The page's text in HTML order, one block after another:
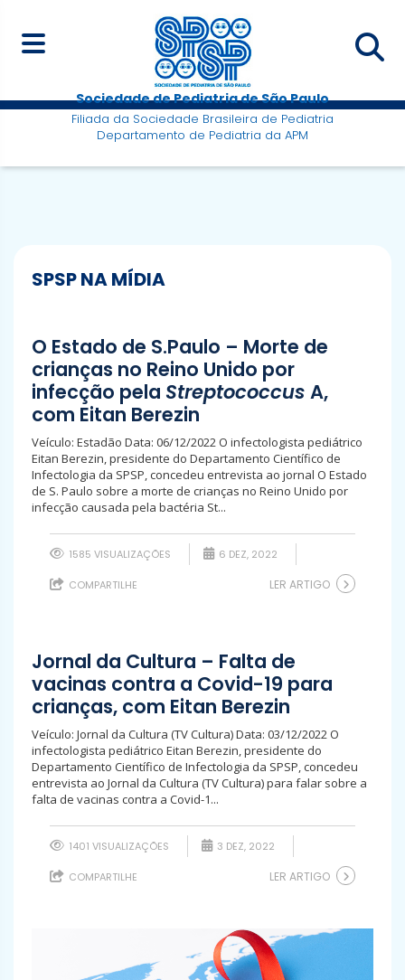
Sociedade de Pediatria de São Paulo
Filiada da Sociedade Brasileira de Pediatria
Departamento de Pediatria da APM
SPSP NA MÍDIA
O Estado de S.Paulo – Morte de
crianças no Reino Unido por
infecção pela Streptococcus A,
com Eitan Berezin
Veículo: Estadão Data: 06/12/2022 O infectologista pediátrico
Eitan Berezin, presidente do Departamento Científico de
Infectologia da SPSP, concedeu entrevista ao jornal O Estado
de S. Paulo sobre a morte de crianças no Reino Unido por
infecção causada pela bactéria St...
1585 VISUALIZAÇÕES 6 DEZ, 2022
COMPARTILHE LER ARTIGO
Jornal da Cultura – Falta de
vacinas contra a Covid-19 para
crianças, com Eitan Berezin
Veículo: Jornal da Cultura (TV Cultura) Data: 03/12/2022 O
infectologista pediátrico Eitan Berezin, presidente do
Departamento Científico de Infectologia da SPSP, concedeu
entrevista ao Jornal da Cultura (TV Cultura) para falar sobre a
falta de vacinas contra a Covid-1...
1401 VISUALIZAÇÕES 3 DEZ, 2022
COMPARTILHE LER ARTIGO